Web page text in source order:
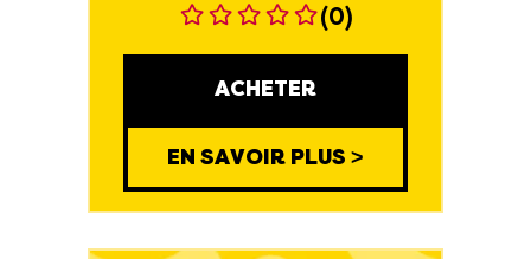
(0)
ACHETER
EN SAVOIR PLUS >